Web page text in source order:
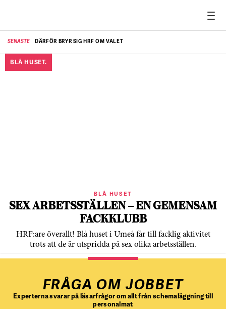
SENASTE DÄRFÖR BRYR SIG HRF OM VALET
BLÅ HUSET.
BLÅ HUSET
SEX ARBETSSTÄLLEN – EN GEMENSAM
FACKKLUBB
HRF:are överallt! Blå huset i Umeå får till facklig aktivitet
trots att de är utspridda på sex olika arbetsställen.
FRÅGA OM JOBBET
Experterna svarar på läsarfrågor om allt från schemaläggning till
personalmat